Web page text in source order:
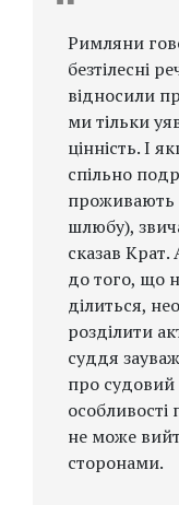
Римляни
безтілесні
відносили
ми тільки
цінність. І
спільно
проживають
шлюбу),
сказав
до того, що
ділиться,
розділити
суддя
про судовий
не може
сторонами.